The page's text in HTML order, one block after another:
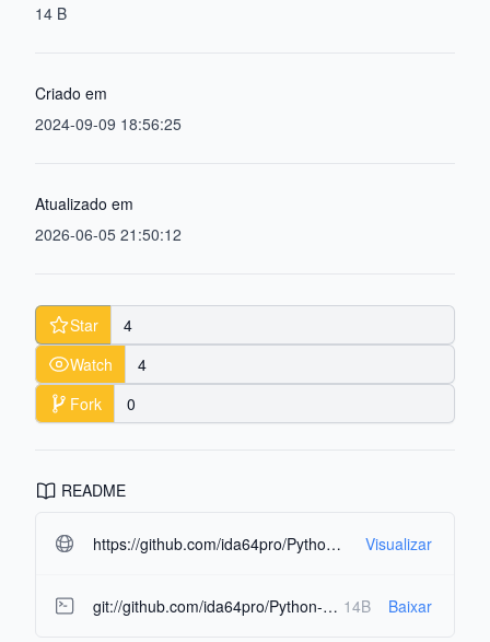
14 B
Criado em
2024-09-09 18:56:25
Atualizado em
2026-06-05 21:50:12
Star
4
Watch
4
Fork
0
README
https://github.com/ida64pro/Python-Control-OS.git#readme-ov-file Visualizar
git://github.com/ida64pro/Python-Control-OS.git 14B Baixar